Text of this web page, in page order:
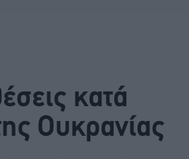
κατά
Ουκρανίας